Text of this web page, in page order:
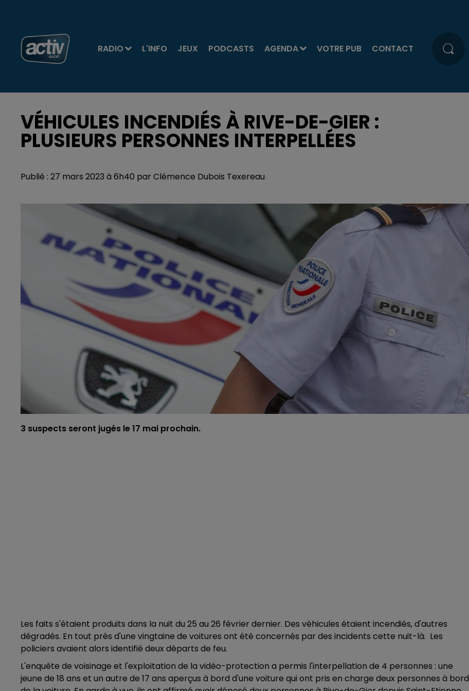
RADIO L'INFO JEUX PODCASTS AGENDA VOTRE PUB CONTACT
VÉHICULES INCENDIÉS À RIVE-DE-GIER :
PLUSIEURS PERSONNES INTERPELLÉES
Publié : 27 mars 2023 à 6h40 par Clémence Dubois Texereau
3 suspects seront jugés le 17 mai prochain.
Les faits s'étaient produits dans la nuit du 25 au 26 février dernier. Des véhicules étaient incendiés, d'autres
dégradés. En tout près d'une vingtaine de voitures ont été concernés par des incidents cette nuit-là. Les
policiers avaient alors identifié deux départs de feu.
L'enquête de voisinage et l'exploitation de la vidéo-protection a permis l'interpellation de 4 personnes : une
jeune de 18 ans et un autre de 17 ans aperçus à bord d'une voiture qui ont pris en charge deux personnes à bord